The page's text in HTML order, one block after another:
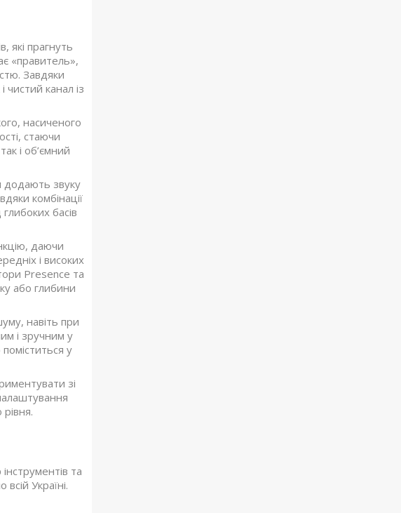
які прагнуть
«правитель»,
Завдяки
канал із
насиченого
стаючи
і об’ємний
додають звуку
комбінації
басів
даючи
і високих
Presence та
або глибини
навіть при
і зручним у
у
зі
та
Україні.